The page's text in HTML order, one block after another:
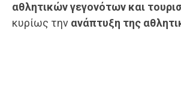
αθλητικών γεγονότων και
κυρίως την ανάπτυξη της